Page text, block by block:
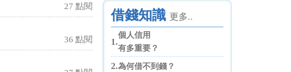
27 點閱
36 點閱
借錢知識 更多..
1.
個人信用
有多重要？
2.為何借不到錢？